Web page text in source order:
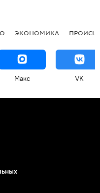
ЭКОНОМИКА
Макс VK